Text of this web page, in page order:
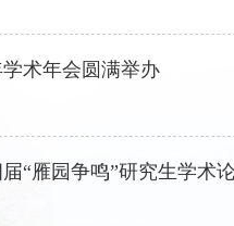
术年会圆满举办
“雁园争鸣”研究生学术